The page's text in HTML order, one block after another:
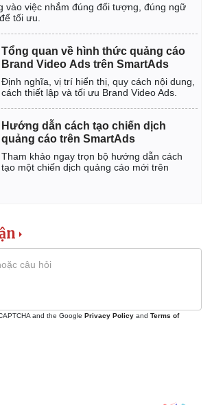
vào việc nhắm đúng đối tượng, đúng ngữ
tối ưu.
Tổng quan về hình thức quảng cáo
Brand Video Ads trên SmartAds
Định nghĩa, vị trí hiển thị, quy cách nội dung,
cách thiết lập và tối ưu Brand Video Ads.
Hướng dẫn cách tạo chiến dịch
quảng cáo trên SmartAds
Tham khảo ngay trọn bộ hướng dẫn cách
tạo một chiến dịch quảng cáo mới trên
and the Google Privacy Policy and Terms of